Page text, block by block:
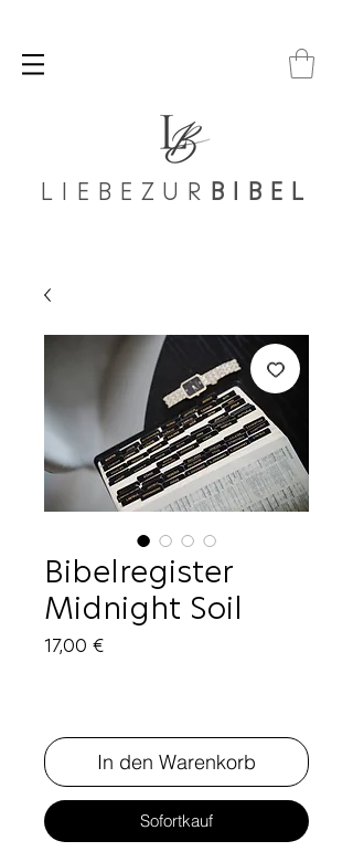
LIEBEZUR BIBEL
Bibelregister
Midnight Soil
17,00 €Preis
In den Warenkorb
Sofortkauf